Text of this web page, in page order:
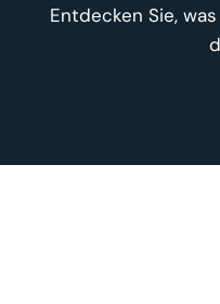
Entdecken Sie,